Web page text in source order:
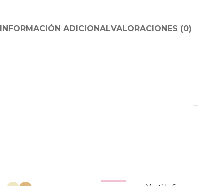
INFORMACIÓN ADICIONALVALORACIONES (0)